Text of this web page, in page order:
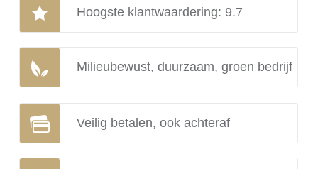
Hoogste klantwaardering: 9.7
Milieubewust, duurzaam, groen bedrijf
Veilig betalen, ook achteraf